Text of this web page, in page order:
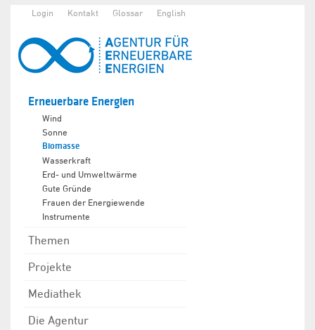
Login Kontakt Glossar English
Erneuerbare Energien
Wind
Sonne
Biomasse
Wasserkraft
Erd- und Umweltwärme
Gute Gründe
Frauen der Energiewende
Instrumente
Themen
Projekte
Mediathek
Die Agentur